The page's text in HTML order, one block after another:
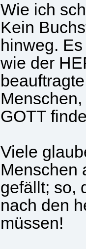
Wie ich
Kein
hinweg.
wie der
GOTT
Viele
Menschen
gefällt; so,
nach den
müssen!